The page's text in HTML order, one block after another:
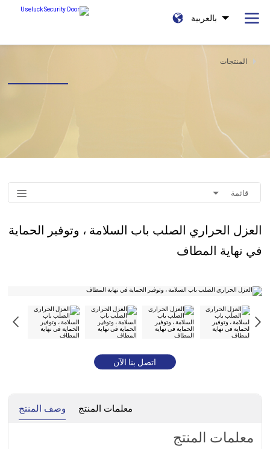
بالعربية
المنتجات
قائمة
العزل الحراري الصلب باب السلامة ، وتوفير الحماية
في نهاية المطاف
اتصل بنا الآن
وصف المنتج معلمات المنتج
معلمات المنتج